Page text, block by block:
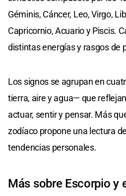
Géminis, Cáncer, Leo, Virgo,
Capricornio, Acuario y Piscis.
distintas energías y rasgos de
Los signos se agrupan en
tierra, aire y agua— que
actuar, sentir y pensar. Más
zodíaco propone una lectura
tendencias personales.
Más sobre Escorpio y